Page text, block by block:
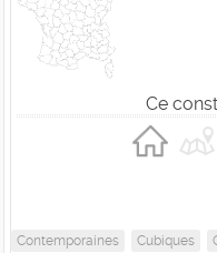
Ce
Contemporaines Cubiques